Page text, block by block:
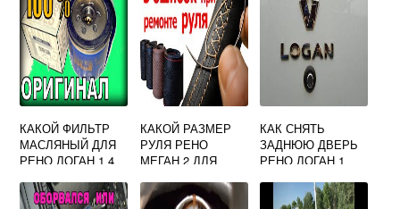
КАКОЙ ФИЛЬТР
МАСЛЯНЫЙ ДЛЯ
РЕНО ЛОГАН 1 4
КАКОЙ РАЗМЕР
РУЛЯ РЕНО
МЕГАН 2 ДЛЯ
КАК СНЯТЬ
ЗАДНЮЮ ДВЕРЬ
РЕНО ЛОГАН 1